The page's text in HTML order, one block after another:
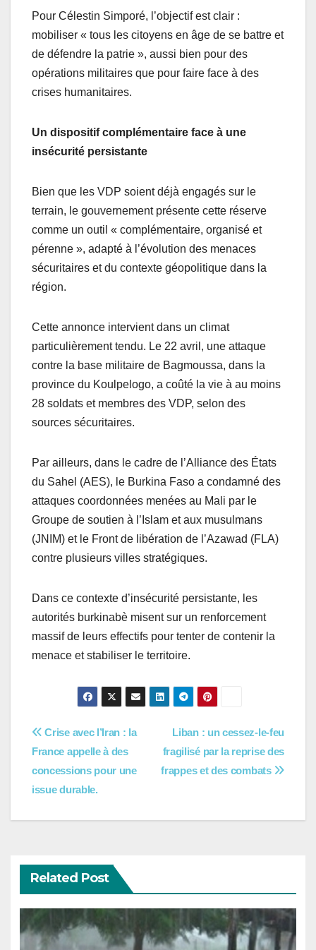
Pour Célestin Simporé, l’objectif est clair :
mobiliser « tous les citoyens en âge de se battre et
de défendre la patrie », aussi bien pour des
opérations militaires que pour faire face à des
crises humanitaires.
Un dispositif complémentaire face à une
insécurité persistante
Bien que les VDP soient déjà engagés sur le
terrain, le gouvernement présente cette réserve
comme un outil « complémentaire, organisé et
pérenne », adapté à l’évolution des menaces
sécuritaires et du contexte géopolitique dans la
région.
Cette annonce intervient dans un climat
particulièrement tendu. Le 22 avril, une attaque
contre la base militaire de Bagmoussa, dans la
province du Koulpelogo, a coûté la vie à au moins
28 soldats et membres des VDP, selon des
sources sécuritaires.
Par ailleurs, dans le cadre de l’Alliance des États
du Sahel (AES), le Burkina Faso a condamné des
attaques coordonnées menées au Mali par le
Groupe de soutien à l’Islam et aux musulmans
(JNIM) et le Front de libération de l’Azawad (FLA)
contre plusieurs villes stratégiques.
Dans ce contexte d’insécurité persistante, les
autorités burkinabè misent sur un renforcement
massif de leurs effectifs pour tenter de contenir la
menace et stabiliser le territoire.
Navigation
de
l’article
Liban : un cessez-le-feu
fragilisé par la reprise des
frappes et des combats
Crise avec l’Iran : la
France appelle à des
concessions pour une
issue durable.
Related Post